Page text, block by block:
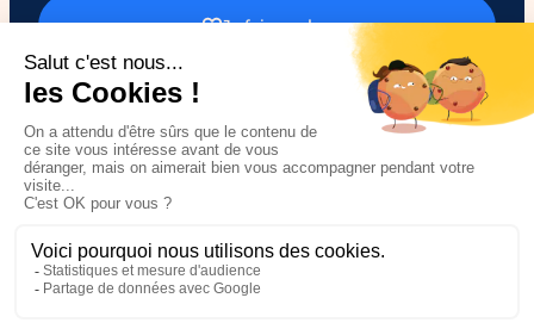
Je fais un don
J'engage mon entreprise
Politique de confidentialité
Accessibilité
Plan du site